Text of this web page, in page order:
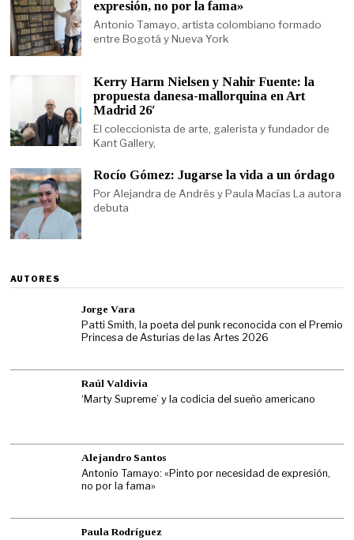
expresión, no por la fama»
Antonio Tamayo, artista colombiano formado
entre Bogotá y Nueva York
Kerry Harm Nielsen y Nahir Fuente: la
propuesta danesa-mallorquina en Art
Madrid 26′
El coleccionista de arte, galerista y fundador de
Kant Gallery,
Rocío Gómez: Jugarse la vida a un órdago
Por Alejandra de Andrés y Paula Macías La autora
debuta
AUTORES
Jorge Vara
Patti Smith, la poeta del punk reconocida con el Premio
Princesa de Asturias de las Artes 2026
Raúl Valdivia
‘Marty Supreme’ y la codicia del sueño americano
Alejandro Santos
Antonio Tamayo: «Pinto por necesidad de expresión,
no por la fama»
Paula Rodríguez